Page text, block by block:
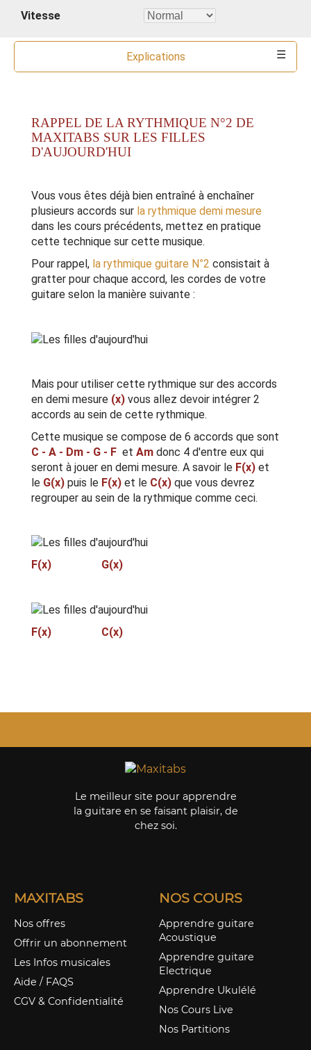
Vitesse
Explications
RAPPEL DE LA RYTHMIQUE N°2 DE
MAXITABS SUR LES FILLES
D'AUJOURD'HUI
Vous vous êtes déjà bien entraîné à enchaîner
plusieurs accords sur la rythmique demi mesure
dans les cours précédents, mettez en pratique
cette technique sur cette musique.
Pour rappel, la rythmique guitare N°2 consistait à
gratter pour chaque accord, les cordes de votre
guitare selon la manière suivante :
Mais pour utiliser cette rythmique sur des accords
en demi mesure (x) vous allez devoir intégrer 2
accords au sein de cette rythmique.
Cette musique se compose de 6 accords que sont
C - A - Dm - G - F et Am donc 4 d'entre eux qui
seront à jouer en demi mesure. A savoir le F(x) et
le G(x) puis le F(x) et le C(x) que vous devrez
regrouper au sein de la rythmique comme ceci.
F(x) G(x)
F(x) C(x)
Le meilleur site pour apprendre
la guitare en se faisant plaisir, de
chez soi.
MAXITABS
Nos offres
Offrir un abonnement
Les Infos musicales
Aide / FAQS
CGV & Confidentialité
NOS COURS
Apprendre guitare
Acoustique
Apprendre guitare
Electrique
Apprendre Ukulélé
Nos Cours Live
Nos Partitions